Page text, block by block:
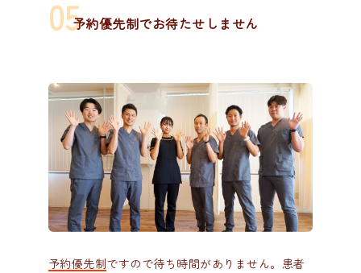
予約優先制でお待たせしません
予約優先制ですので待ち時間がありません。患者